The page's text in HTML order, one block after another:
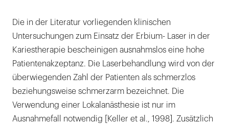
Die in der Literatur vorliegenden klinischen
Untersuchungen zum Einsatz der Erbium- Laser in der
Kariestherapie bescheinigen ausnahmslos eine hohe
Patientenakzeptanz. Die Laserbehandlung wird von der
überwiegenden Zahl der Patienten als schmerzlos
beziehungsweise schmerzarm bezeichnet. Die
Verwendung einer Lokalanästhesie ist nur im
Ausnahmefall notwendig [Keller et al., 1998]. Zusätzlich